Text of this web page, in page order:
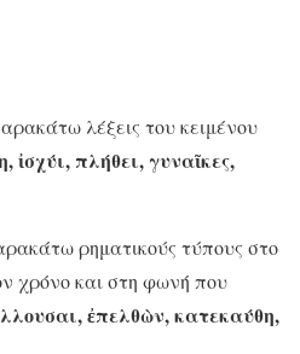
λέξεις του κειμένου
ἰσχύι, πλήθει, γυναῖκες,
ρηματικούς τύπους στο
χρόνο και στη φωνή που
ἐπελθὼν, κατεκαύθη,